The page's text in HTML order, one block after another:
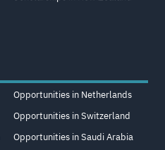
Opportunities in Netherlands
Opportunities in Switzerland
Opportunities in Saudi Arabia